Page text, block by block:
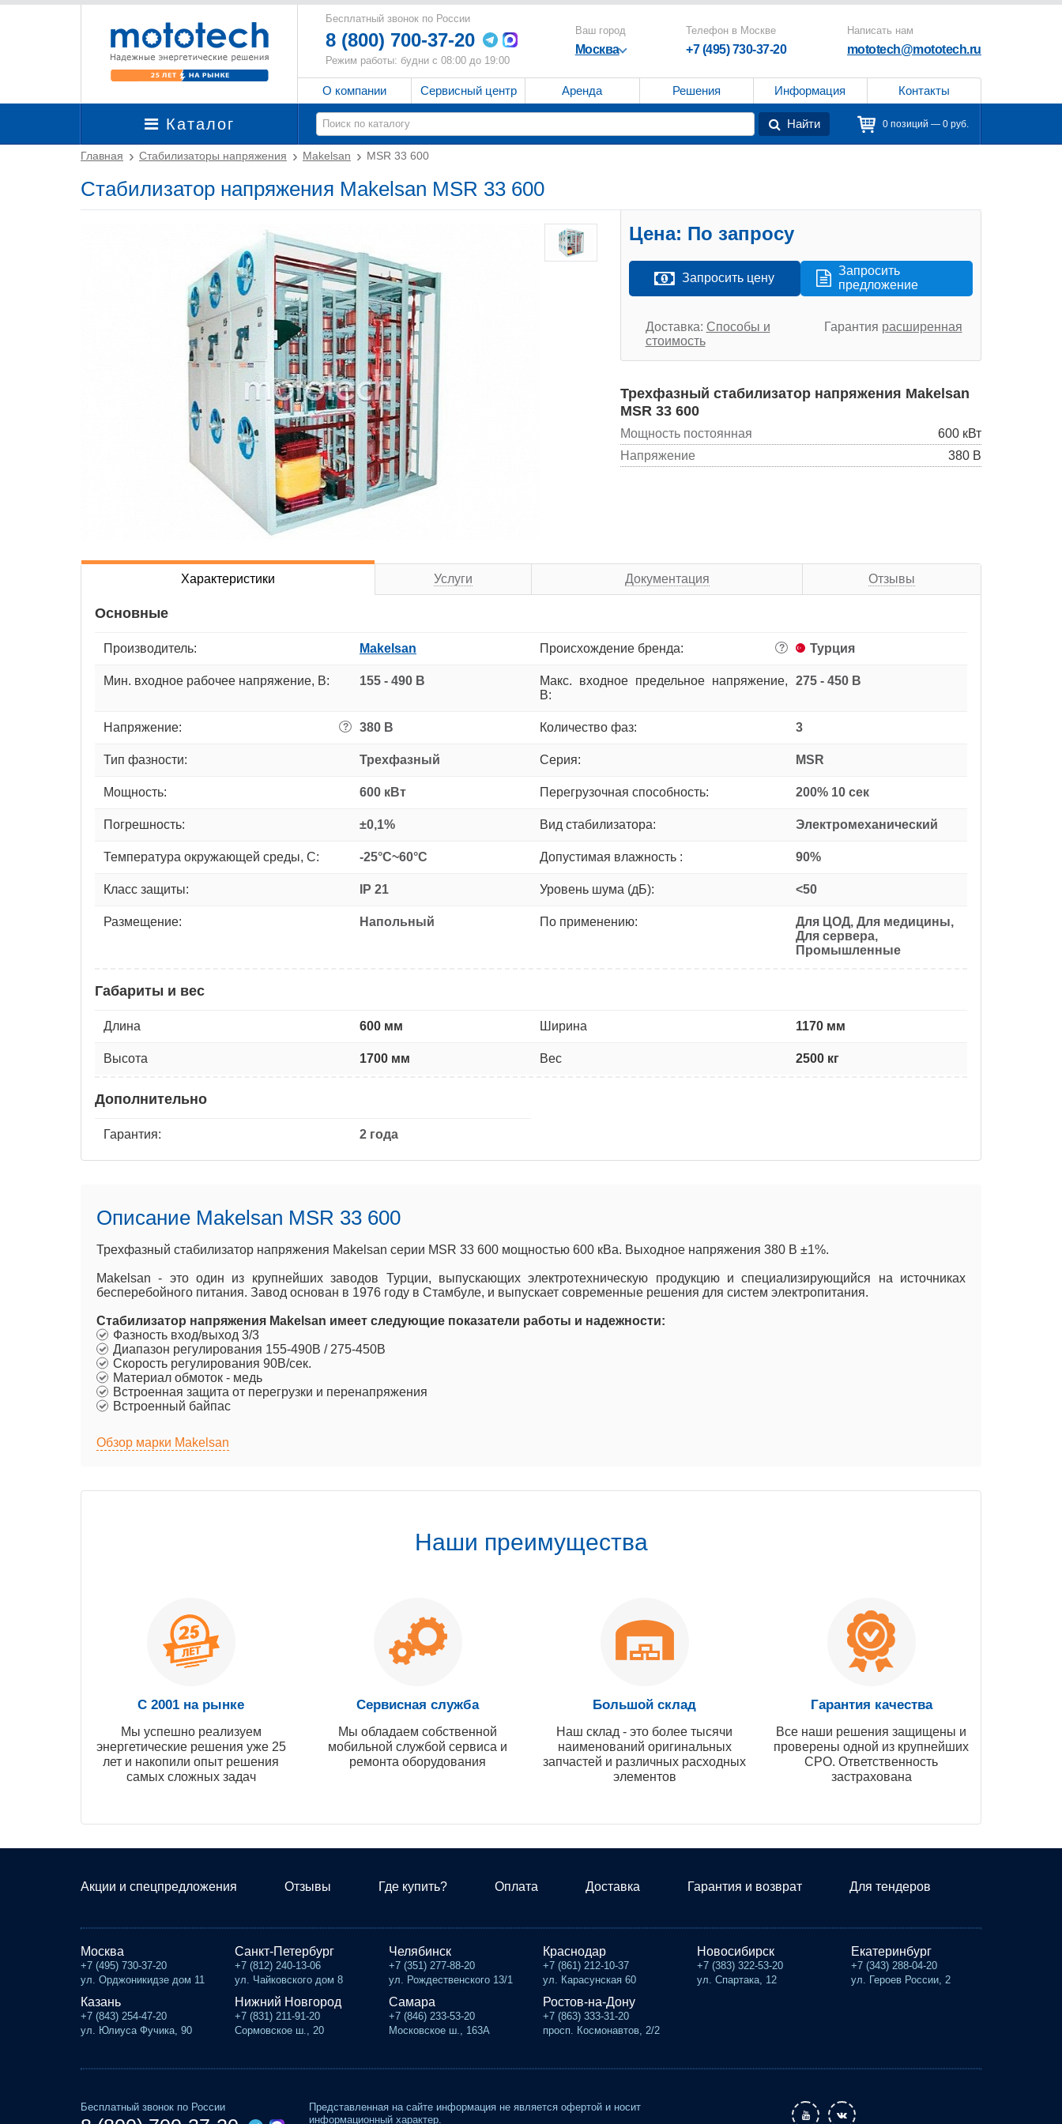
Бесплатный звонок по России
8 (800) 700-37-20
Режим работы: будни с 08:00 до 19:00
Ваш город
Москва
Телефон в Москве
+7 (495) 730-37-20
Написать нам
mototech@mototech.ru
О компании Сервисный центр Аренда Решения Информация Контакты
Каталог Найти 0 позиций — 0 руб.
Главная Стабилизаторы напряжения Makelsan MSR 33 600
Стабилизатор напряжения Makelsan MSR 33 600
Цена: По запросу
Запросить цену
Запросить
предложение
Доставка: Способы и
стоимость
Гарантия расширенная
Трехфазный стабилизатор напряжения Makelsan
MSR 33 600
Мощность постоянная
600 кВт
Напряжение
380 В
Характеристики Услуги Документация Отзывы
Основные
Производитель: Makelsan Происхождение бренда: ? Турция
Мин. входное рабочее напряжение, В: 155 - 490 В
Макс. входное предельное напряжение,
В:
275 - 450 В
Напряжение: ? 380 В Количество фаз: 3
Тип фазности: Трехфазный Серия: MSR
Мощность: 600 кВт Перегрузочная способность: 200% 10 сек
Погрешность: ±0,1% Вид стабилизатора: Электромеханический
Температура окружающей среды, С: -25°C~60°C Допустимая влажность : 90%
Класс защиты: IP 21 Уровень шума (дБ): <50
Размещение: Напольный По применению:
Для ЦОД, Для медицины,
Для сервера,
Промышленные
Габариты и вес
Длина 600 мм Ширина 1170 мм
Высота 1700 мм Вес 2500 кг
Дополнительно
Гарантия: 2 года
Описание Makelsan MSR 33 600
Трехфазный стабилизатор напряжения Makelsan серии MSR 33 600 мощностью 600 кВа. Выходное напряжения 380 В ±1%.
Makelsan - это один из крупнейших заводов Турции, выпускающих электротехническую продукцию и специализирующийся на источниках
бесперебойного питания. Завод основан в 1976 году в Стамбуле, и выпускает современные решения для систем электропитания.
Стабилизатор напряжения Makelsan имеет следующие показатели работы и надежности:
Фазность вход/выход 3/3
Диапазон регулирования 155-490В / 275-450В
Скорость регулирования 90В/сек.
Материал обмоток - медь
Встроенная защита от перегрузки и перенапряжения
Встроенный байпас
Обзор марки Makelsan
Наши преимущества
С 2001 на рынке
Мы успешно реализуем
энергетические решения уже 25
лет и накопили опыт решения
самых сложных задач
Сервисная служба
Мы обладаем собственной
мобильной службой сервиса и
ремонта оборудования
Большой склад
Наш склад - это более тысячи
наименований оригинальных
запчастей и различных расходных
элементов
Гарантия качества
Все наши решения защищены и
проверены одной из крупнейших
СРО. Ответственность
застрахована
Акции и спецпредложения Отзывы Где купить? Оплата Доставка Гарантия и возврат Для тендеров
Москва
+7 (495) 730-37-20
ул. Орджоникидзе дом 11
Санкт-Петербург
+7 (812) 240-13-06
ул. Чайковского дом 8
Челябинск
+7 (351) 277-88-20
ул. Рождественского 13/1
Краснодар
+7 (861) 212-10-37
ул. Карасунская 60
Новосибирск
+7 (383) 322-53-20
ул. Спартака, 12
Екатеринбург
+7 (343) 288-04-20
ул. Героев России, 2
Казань
+7 (843) 254-47-20
ул. Юлиуса Фучика, 90
Нижний Новгород
+7 (831) 211-91-20
Сормовское ш., 20
Самара
+7 (846) 233-53-20
Московское ш., 163А
Ростов-на-Дону
+7 (863) 333-31-20
просп. Космонавтов, 2/2
Бесплатный звонок по России
Представленная на сайте информация не является офертой и носит
информационный характер.